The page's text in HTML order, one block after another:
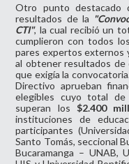
Otro punto destacado
resultados de la
CTI", la cual recibió un
cumplieron con todos
pares expertos externos
al obtener resultados de
que exigía la
Directivo aprueban
elegibles cuyo total
superan los $2.400
instituciones de
participantes
Santo Tomás, seccional
Bucaramanga – UNAB,